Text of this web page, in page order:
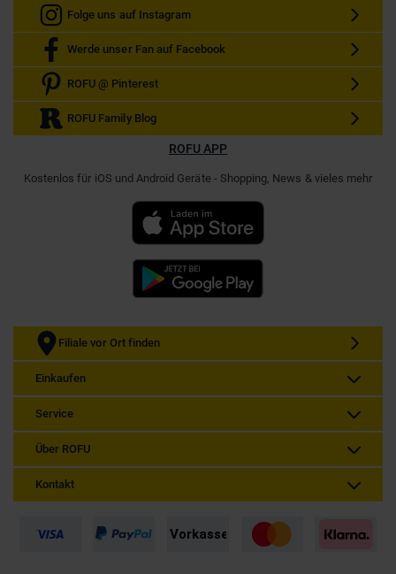
Folge uns auf Instagram
Werde unser Fan auf Facebook
ROFU @ Pinterest
ROFU Family Blog
ROFU APP
Kostenlos für iOS und Android Geräte - Shopping, News & vieles mehr
Filiale vor Ort finden
Einkaufen
Service
Über ROFU
Kontakt